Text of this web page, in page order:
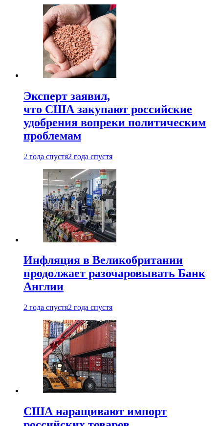
Эксперт заявил,
что США закупают российские
удобрения вопреки политическим
проблемам
2 года спустя2 года спустя
Инфляция в Великобритании
продолжает разочаровывать Банк
Англии
2 года спустя2 года спустя
США наращивают импорт